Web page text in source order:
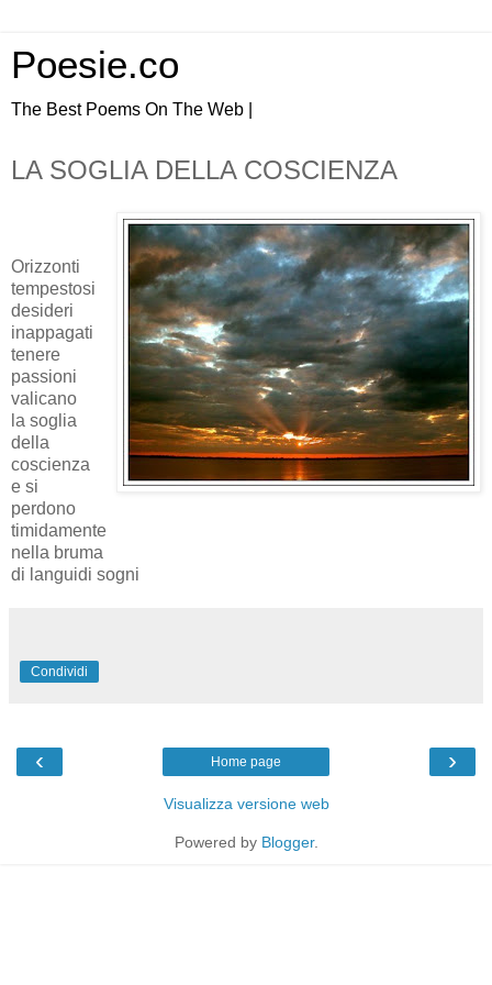
Poesie.co
The Best Poems On The Web |
LA SOGLIA DELLA COSCIENZA
Orizzonti
tempestosi
desideri
inappagati
tenere
passioni
valicano
la soglia
della
coscienza
e si
perdono
timidamente
nella bruma
di languidi sogni
Condividi
‹ ›
Home page
Visualizza versione web
Powered by Blogger.